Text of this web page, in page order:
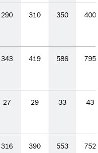
290 310 350 400
343 419 586 795
27 29 33 43
316 390 553 752